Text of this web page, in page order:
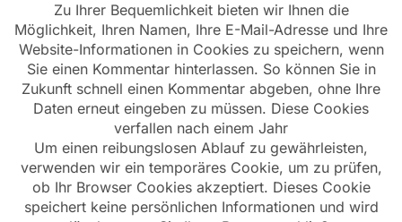
Zu Ihrer Bequemlichkeit bieten wir Ihnen die
Möglichkeit, Ihren Namen, Ihre E-Mail-Adresse und Ihre
Website-Informationen in Cookies zu speichern, wenn
Sie einen Kommentar hinterlassen. So können Sie in
Zukunft schnell einen Kommentar abgeben, ohne Ihre
Daten erneut eingeben zu müssen. Diese Cookies
verfallen nach einem Jahr
Um einen reibungslosen Ablauf zu gewährleisten,
verwenden wir ein temporäres Cookie, um zu prüfen,
ob Ihr Browser Cookies akzeptiert. Dieses Cookie
speichert keine persönlichen Informationen und wird